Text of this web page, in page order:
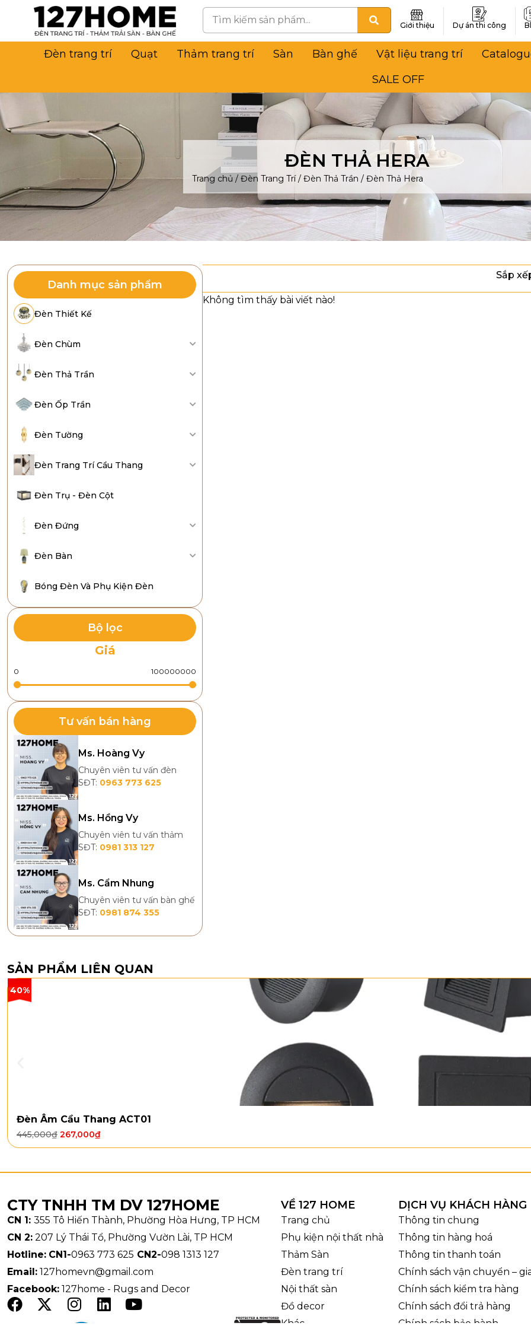
Giới thiệu Dự án thi công
Đèn trang trí Quạt Thảm trang trí Sàn Bàn ghế Vật liệu trang trí
SALE OFF
ĐÈN THẢ HERA
Trang chủ / Đèn Trang Trí/ Đèn Thả Trần / Đèn Thả Hera
Danh mục sản phẩm
Đèn Thiết Kế
Đèn Chùm
Đèn Thả Trần
Đèn Ốp Trần
Đèn Tường
Đèn Trang Trí Cầu Thang
Đèn Trụ - Đèn Cột
Đèn Đứng
Đèn Bàn
Bóng Đèn Và Phụ Kiện Đèn
Bộ lọc
Giá
Tư vấn bán hàng
Ms. Hoàng Vy
Chuyên viên tư vấn đèn
SĐT: 0963 773 625
Ms. Hồng Vy
Chuyên viên tư vấn thảm
SĐT: 0981 313 127
Ms. Cẩm Nhung
Chuyên viên tư vấn bàn ghế
SĐT: 0981 874 355
Sắp
SẢN PHẨM LIÊN QUAN
40%
Đèn Âm Cầu Thang ACT01
445,000₫ 267,000₫
CTY TNHH TM DV 127HOME
CN 1: 355 Tô Hiến Thành, Phường Hòa Hưng, TP HCM
CN 2: 207 Lý Thái Tổ, Phường Vườn Lài, TP HCM
Hotline: CN1-0963 773 625 CN2-098 1313 127
Email: 127homevn@gmail.com
Facebook: 127home - Rugs and Decor
VỀ 127 HOME
Trang chủ
Phụ kiện nội thất nhà
Thảm Sàn
Đèn trang trí
Nội thất sàn
Đồ decor
Khác
DỊCH VỤ KHÁCH HÀNG
Thông tin chung
Thông tin hàng hoá
Thông tin thanh toán
Chính sách vận chuyển –
Chính sách kiểm tra hàng
Chính sách đổi trả hàng
Chính sách bảo hành